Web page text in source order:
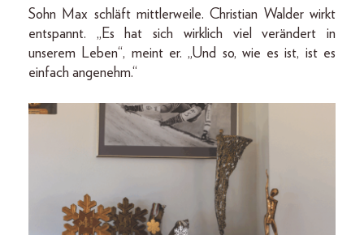
Sohn Max schläft mittlerweile. Christian Walder wirkt
entspannt. „Es hat sich wirklich viel verändert in
unserem Leben“, meint er. „Und so, wie es ist, ist es
einfach angenehm.“